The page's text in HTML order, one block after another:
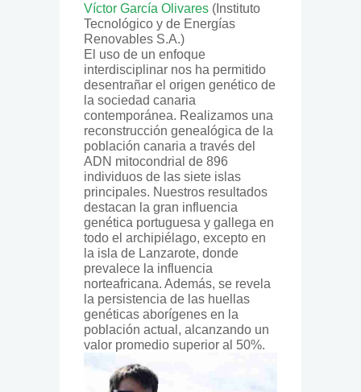
Víctor García Olivares (Instituto
Tecnológico y de Energías
Renovables S.A.)
El uso de un enfoque
interdisciplinar nos ha permitido
desentrañar el origen genético de
la sociedad canaria
contemporánea. Realizamos una
reconstrucción genealógica de la
población canaria a través del
ADN mitocondrial de 896
individuos de las siete islas
principales. Nuestros resultados
destacan la gran influencia
genética portuguesa y gallega en
todo el archipiélago, excepto en
la isla de Lanzarote, donde
prevalece la influencia
norteafricana. Además, se revela
la persistencia de las huellas
genéticas aborígenes en la
población actual, alcanzando un
valor promedio superior al 50%.